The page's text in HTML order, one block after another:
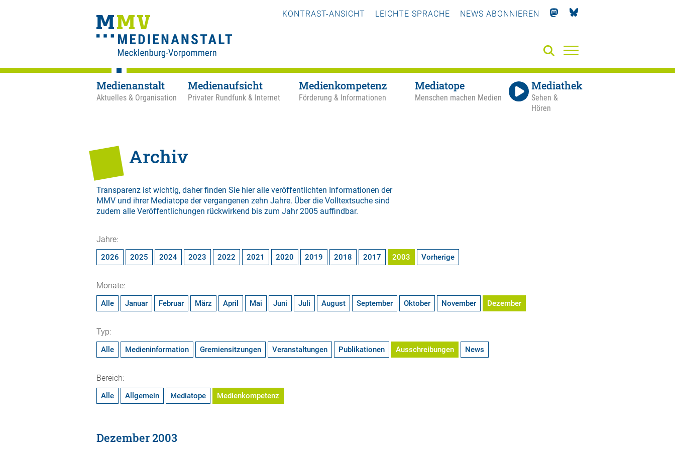
KONTRAST-ANSICHT LEICHTE SPRACHE NEWS ABONNIEREN
Medienanstalt
Aktuelles & Organisation
Medienaufsicht
Privater Rundfunk & Internet
Medienkompetenz
Förderung & Informationen
Mediatope
Menschen machen Medien
Mediathek
Sehen &
Hören
Archiv
Transparenz ist wichtig, daher finden Sie hier alle veröffentlichten Informationen der
MMV und ihrer Mediatope der vergangenen zehn Jahre. Über die Volltextsuche sind
zudem alle Veröffentlichungen rückwirkend bis zum Jahr 2005 auffindbar.
Jahre:
2026 2025 2024 2023 2022 2021 2020 2019 2018 2017 2003 Vorherige
Monate:
Alle Januar Februar März April Mai Juni Juli August September Oktober November Dezember
Typ:
Alle Medieninformation Gremiensitzungen Veranstaltungen Publikationen Ausschreibungen News
Bereich:
Alle Allgemein Mediatope Medienkompetenz
Dezember 2003